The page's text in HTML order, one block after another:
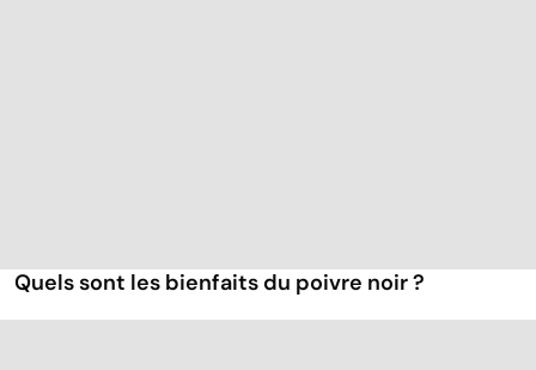
Quels sont les bienfaits du poivre noir ?